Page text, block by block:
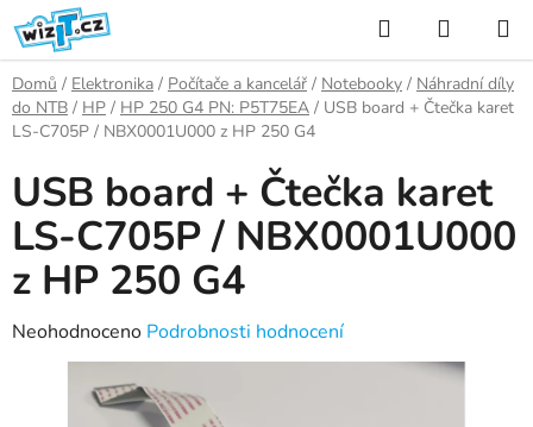
Přejít
na
obsah
Hledat
KOŠÍK
Domů / Elektronika / Počítače a kancelář / Notebooky / Náhradní díly
do NTB / HP / HP 250 G4 PN: P5T75EA / USB board + Čtečka karet
LS-C705P / NBX0001U000 z HP 250 G4
USB board + Čtečka karet
LS-C705P / NBX0001U000
z HP 250 G4
Průměrné
hodnocení
Neohodnoceno Podrobnosti hodnocení